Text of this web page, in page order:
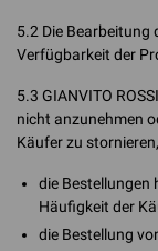
5.2 Die Bearbeitung
Verfügbarkeit der
5.3 GIANVITO
nicht anzunehmen
Käufer zu
die Bestellungen
Häufigkeit der
die Bestellung